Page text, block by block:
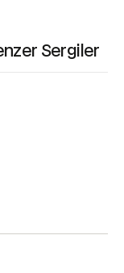
Sergiler